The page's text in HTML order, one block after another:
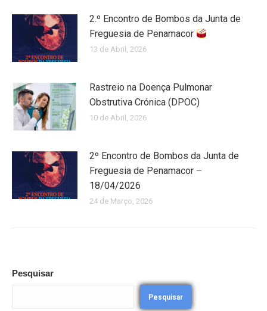
2.º Encontro de Bombos da Junta de
Freguesia de Penamacor
13 de Abril, 2026
Rastreio na Doença Pulmonar
Obstrutiva Crónica (DPOC)
10 de Abril, 2026
2º Encontro de Bombos da Junta de
Freguesia de Penamacor –
18/04/2026
24 de Março, 2026
Pesquisar
Pesquisar